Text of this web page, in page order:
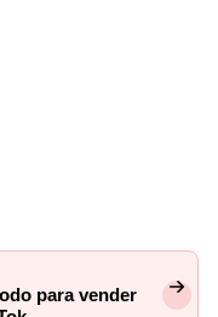
para vender